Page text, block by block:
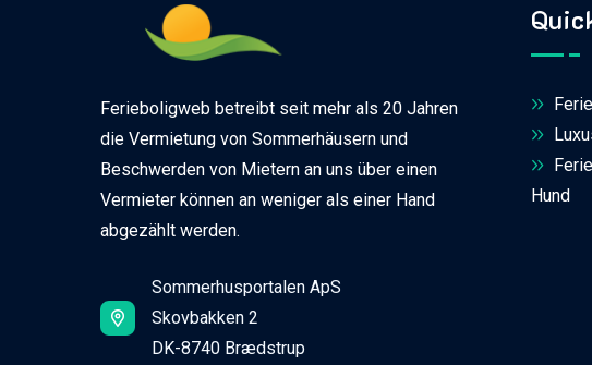
Ferieboligweb betreibt seit mehr als 20 Jahren
die Vermietung von Sommerhäusern und
Beschwerden von Mietern an uns über einen
Vermieter können an weniger als einer Hand
abgezählt werden.
Sommerhusportalen ApS
Skovbakken 2
DK-8740 Brædstrup
Hund